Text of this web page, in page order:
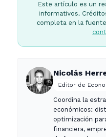
Este artículo es un
informativos.
completa en la fuente
Nicolás
Editor de
Coordina la
económicos:
optimización
financiera,